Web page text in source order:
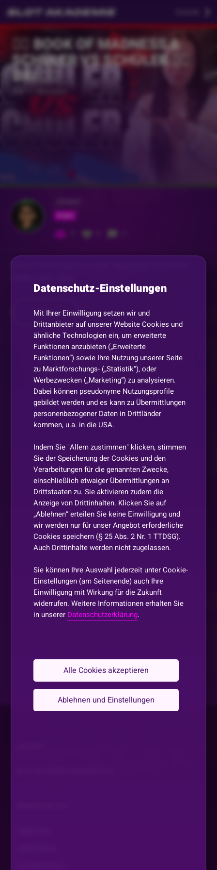
❤️‍🔥 BOOK OF MADNESS &
SCHÜLER VS SCHÜLER ❤️‍🔥
ORI ❤️‍🔥
Teilen
Datenschutz-Einstellungen
Mit Ihrer Einwilligung setzen wir und
Drittanbieter auf unserer Website Cookies und
ähnliche Technologien ein, um erweiterte
Funktionen anzubieten („Erweiterte
Funktionen“) sowie Ihre Nutzung unserer Seite
zu Marktforschungs- („Statistik“), oder
Werbezwecken („Marketing“) zu analysieren.
Dabei können pseudonyme Nutzungsprofile
gebildet werden und es kann zu Übermittlungen
personenbezogener Daten in Drittländer
kommen, u.a. in die USA.
Indem Sie "Allem zustimmen" klicken, stimmen
Sie der Speicherung der Cookies und den
Verarbeitungen für die genannten Zwecke,
einschließlich etwaiger Übermittlungen an
Drittstaaten zu. Sie aktivieren zudem die
Anzeige von Drittinhalten. Klicken Sie auf
„Ablehnen“ erteilen Sie keine Einwilligung und
wir werden nur für unser Angebot erforderliche
Cookies speichern (§ 25 Abs. 2 Nr. 1 TTDSG).
Auch Drittinhalte werden nicht zugelassen.
Sie können Ihre Auswahl jederzeit unter Cookie-
Einstellungen (am Seitenende) auch Ihre
Einwilligung mit Wirkung für die Zukunft
widerrufen. Weitere Informationen erhalten Sie
in unserer Datenschutzerklärung.
Alle Cookies akzeptieren
Ablehnen und Einstellungen